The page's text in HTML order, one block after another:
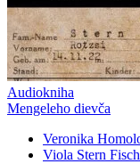
Audiokniha
Mengeleho dievča
Veronika
Viola Stern